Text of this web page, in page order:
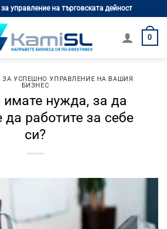
управление на търговската дейност
0
ЗА УСПЕШНО УПРАВЛЕНИЕ НА ВАШИЯ
БИЗНЕС
имате нужда, за да
да работите за себе
си?